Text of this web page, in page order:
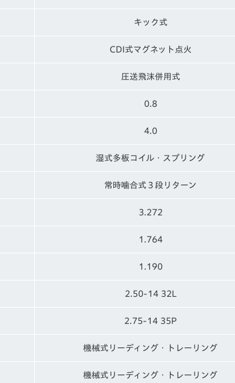
キック式
CDI式マグネット点火
圧送飛沫併用式
0.8
4.0
湿式多板コイル・スプリング
常時噛合式３段リターン
3.272
1.764
1.190
2.50-14 32L
2.75-14 35P
機械式リーディング・トレーリング
機械式リーディング・トレーリング